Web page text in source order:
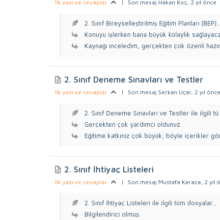
İlk yazı ve cevaplar | Son mesaj Hakan Koç, 2 yıl önce
2. Sınıf Bireyselleştirilmiş Eğitim Planları (BEP)...
Konuyu işlerken bana büyük kolaylık
Kaynağı inceledim, gerçekten çok özenli
2. Sınıf Deneme Sınavları ve Testler
İlk yazı ve cevaplar | Son mesaj Serkan Uçar, 2 yıl önce
2. Sınıf Deneme Sınavları ve Testler ile ilgili tü...
Gerçekten çok yardımcı oldunuz.
Eğitime katkınız çok büyük, böyle içerikler
2. Sınıf İhtiyaç Listeleri
İlk yazı ve cevaplar | Son mesaj Mustafa Karaca, 2 yıl
2. Sınıf İhtiyaç Listeleri ile ilgili tüm dosyalar...
Bilgilendirici olmuş.